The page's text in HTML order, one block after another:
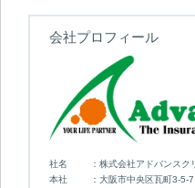
会社プロフィール
社名
株式会社アドバンスク
本社
大阪市中央区瓦町3-5-